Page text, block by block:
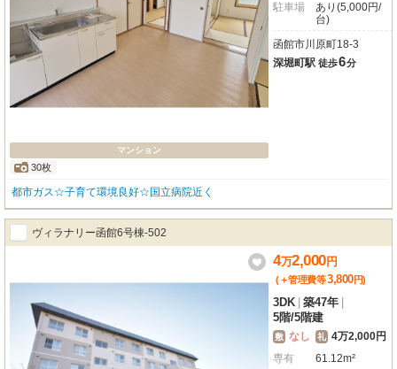
マンション
30枚
駐車場
あり(5,000円/
台)
函館市川原町18-3
深堀町駅 徒歩6分
都市ガス☆子育て環境良好☆国立病院近く
ヴィラナリー函館6号棟-502
4万2,000円
(＋管理費等3,800円)
3DK 築47年
5階/5階建
敷 なし 礼 4万2,000円
専有
61.12m²